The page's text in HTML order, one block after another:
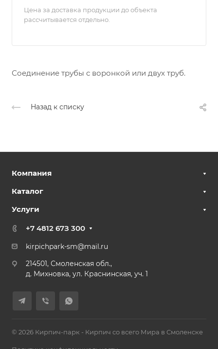
Цена за доставка продукции до объекта
рассчитывается отдельно.
Соединение трубы с воронкой или двух труб.
Назад к списку
Компания
Каталог
Услуги
+7 4812 67З 300
kirpichpark-sm@mail.ru
214501, Смоленская обл.,
д. Михновка, ул. Краснинская, уч. 1
© 2026 Кирпич-парк - Кирпич со всего Мира в Смоленске